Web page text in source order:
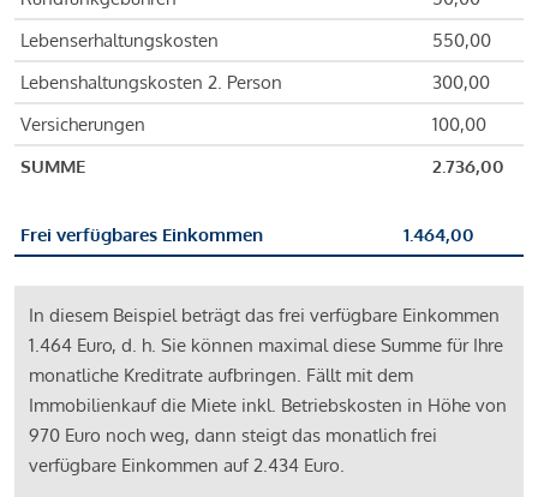
Lebenserhaltungskosten
550,00
Lebenshaltungskosten 2. Person
300,00
Versicherungen
100,00
SUMME
2.736,00
Frei verfügbares Einkommen 1.464,00
In diesem Beispiel beträgt das frei verfügbare Einkommen
1.464 Euro, d. h. Sie können maximal diese Summe für Ihre
monatliche Kreditrate aufbringen. Fällt mit dem
Immobilienkauf die Miete inkl. Betriebskosten in Höhe von
970 Euro noch weg, dann steigt das monatlich frei
verfügbare Einkommen auf 2.434 Euro.